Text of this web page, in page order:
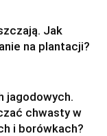
Jak
na plantacji?
jagodowych.
chwasty w
i borówkach?